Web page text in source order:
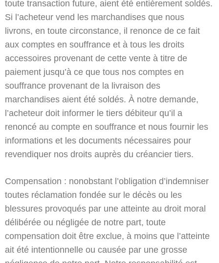
toute transaction future, aient été entièrement soldés.
Si l’acheteur vend les marchandises que nous
livrons, en toute circonstance, il renonce de ce fait
aux comptes en souffrance et à tous les droits
accessoires provenant de cette vente à titre de
paiement jusqu’à ce que tous nos comptes en
souffrance provenant de la livraison des
marchandises aient été soldés. À notre demande,
l’acheteur doit informer le tiers débiteur qu’il a
renoncé au compte en souffrance et nous fournir les
informations et les documents nécessaires pour
revendiquer nos droits auprès du créancier tiers.
Compensation : nonobstant l’obligation d’indemniser
toutes réclamation fondée sur le décès ou les
blessures provoqués par une atteinte au droit moral
délibérée ou négligée de notre part, toute
compensation doit être exclue, à moins que l’atteinte
ait été intentionnelle ou causée par une grosse